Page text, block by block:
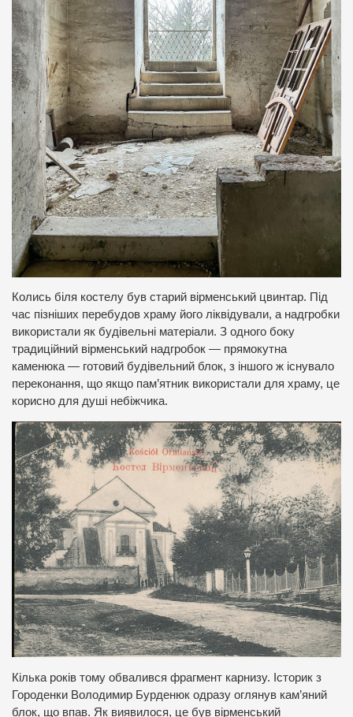
Колись біля костелу був старий вірменський цвинтар. Під
час пізніших перебудов храму його ліквідували, а надгробки
використали як будівельні матеріали. З одного боку
традиційний вірменський надгробок — прямокутна
каменюка — готовий будівельний блок, з іншого ж існувало
переконання, що якщо пам’ятник використали для храму, це
корисно для душі небіжчика.
Кілька років тому обвалився фрагмент карнизу. Історик з
Городенки Володимир Бурденюк одразу оглянув кам’яний
блок, що впав. Як виявилося, це був вірменський